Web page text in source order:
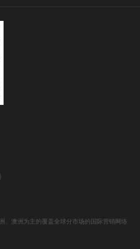
、澳洲为主的覆盖全球分市场的国际营销网络